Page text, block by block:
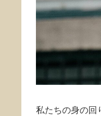
私たちの身の回